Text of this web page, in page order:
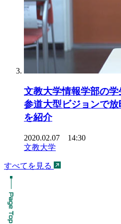
文教大学情報学部の
参道大型ビジョンで
を紹介
2020.02.07 14:30
文教大学
すべてを見る